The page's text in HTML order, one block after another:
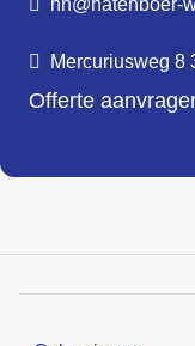
Mercuriusweg 8
Offerte